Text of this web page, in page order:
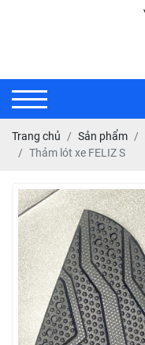
Trang chủ Sản phẩm
Thảm lót xe FELIZ S